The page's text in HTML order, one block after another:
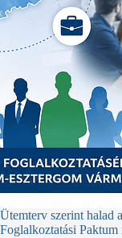
Ütemterv szerint halad
Foglalkoztatási Paktum